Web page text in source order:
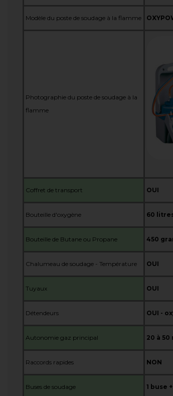
Modèle du poste de soudage à la flamme
Photographie du poste de soudage à la
flamme
Coffret de transport OUI
Bouteille d'oxygène 60
Bouteille de Butane ou Propane 450
Chalumeau de soudage - Température OUI
Tuyaux OUI
Détendeurs OUI -
Autonomie gaz principal 20 à 50
Raccords rapides NON
Buses de soudage 1 buse